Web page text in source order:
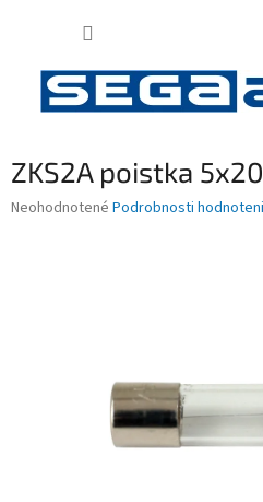
ZKS2A poistka
Priemerné
Neohodnotené Podrobnosti